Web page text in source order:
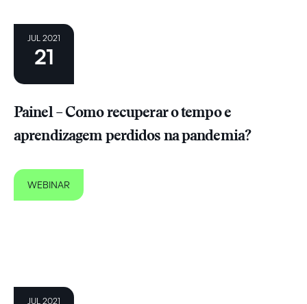
JUL 2021
21
Painel – Como recuperar o tempo e
aprendizagem perdidos na pandemia?
WEBINAR
JUL 2021